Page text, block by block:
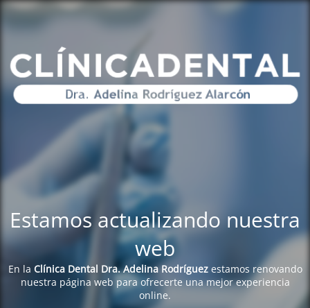
Estamos actualizando nuestra
web
En la Clínica Dental Dra. Adelina Rodríguezestamos renovando
nuestra página web para ofrecerte una mejor experiencia
online.